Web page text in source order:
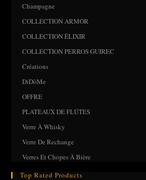
Champagne
COLLECTION ARMOR
COLLECTION ÉLIXIR
COLLECTION PERROS GUIREC
Créations
DiDôMe
OFFRE
PLATEAUX DE FLÛTES
Verre À Whisky
Verre De Rechange
Verres Et Chopes À Bière
Top Rated Products